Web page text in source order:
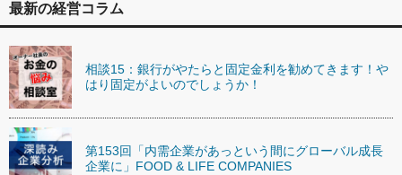
最新の経営コラム
相談15：銀行がやたらと固定金利を勧めてきます！や
はり固定がよいのでしょうか！
第153回「内需企業があっという間にグローバル成長
企業に」FOOD & LIFE COMPANIES